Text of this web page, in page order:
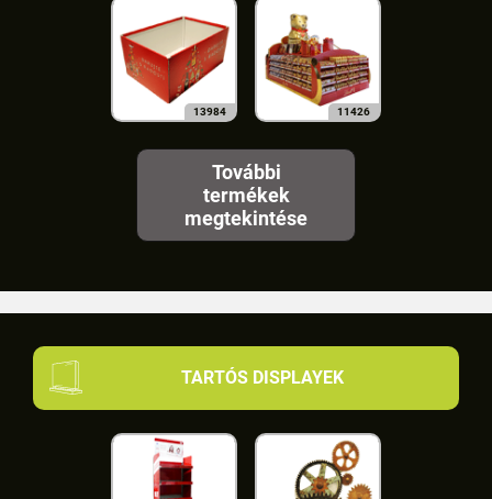
13984 11426
További
termékek
megtekintése
TARTÓS DISPLAYEK